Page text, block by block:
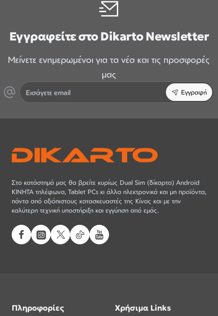
Εγγραφείτε στο Dikarto Newsletter
Μείνετε ενημερωμένοι για τα νέα και τις προσφορές
μας
Εισάγετε
email
Εγγραφή
Στο κατάστημά μας θα βρείτε κυρίως Dual Sim (δίκαρτα) Android
ΚΙΝΗΤΑ τηλέφωνα, Tablet PCs κι άλλα ηλεκτρονικά και μη προϊόντα,
πάντα από αξιόπιστους κατασκευαστές της Κίνας και με την
καλύτερη τεχνική υποστήριξη και εγγύηση από εμάς.
Πληροφορίες Χρήσιμα Links